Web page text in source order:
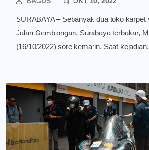
SURABAYA – Sebanyak dua toko karpet
Jalan Gemblongan, Surabaya terbakar,
(16/10/2022) sore kemarin. Saat